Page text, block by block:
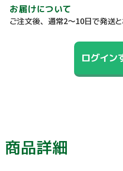
お届けについて
ご注文後、通常2～10日で発送と
ログイン
商品詳細